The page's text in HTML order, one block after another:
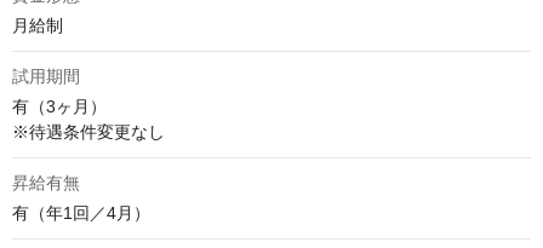
月給制
試用期間
有（3ヶ月）
※待遇条件変更なし
昇給有無
有（年1回／4月）